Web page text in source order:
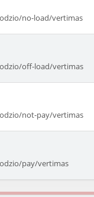
no-load/vertimas
off-load/vertimas
not-pay/vertimas
pay/vertimas